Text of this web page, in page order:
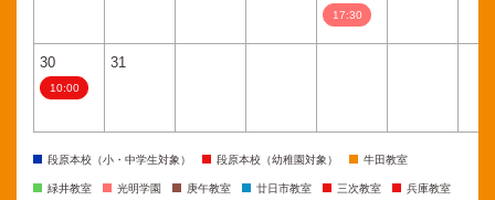
17:30
30
10:00
31
段原本校（小・中学生対象） 段原本校（幼稚園対象） 牛田教室
緑井教室 光明学園 庚午教室 廿日市教室 三次教室 兵庫教室